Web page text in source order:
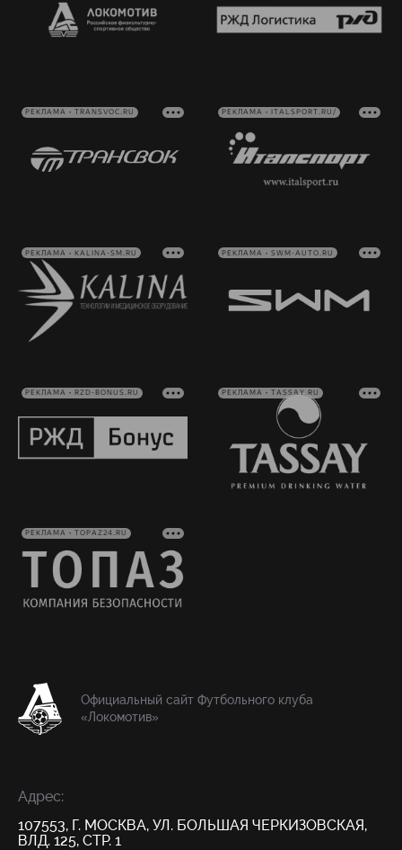
РЕКЛАМА • TRANSVOC.RU РЕКЛАМА • ITALSPORT.RU/
РЕКЛАМА • KALINA-SM.RU РЕКЛАМА • SWM-AUTO.RU
РЕКЛАМА • RZD-BONUS.RU РЕКЛАМА • TASSAY.RU
РЕКЛАМА • TOPAZ24.RU
Официальный сайт Футбольного клуба
«Локомотив»
Адрес:
107553, Г. МОСКВА, УЛ. БОЛЬШАЯ ЧЕРКИЗОВСКАЯ,
ВЛД. 125, СТР. 1